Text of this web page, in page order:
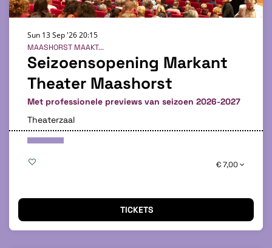
Seizoensopening Markant
Theater Maashorst
Met professionele previews van seizoen 2026-2027
MAASHORST MAAKT...
Sun 13 Sep '2620:15
Theaterzaal
€ 7,00
TICKETS